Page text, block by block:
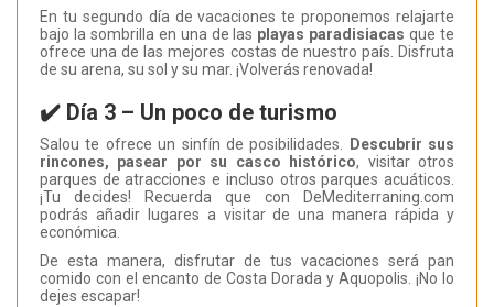
En tu segundo día de vacaciones te proponemos relajarte
bajo la sombrilla en una de las playas paradisiacas que te
ofrece una de las mejores costas de nuestro país. Disfruta
de su arena, su sol y su mar. ¡Volverás renovada!
✔️ Día 3 – Un poco de turismo
Salou te ofrece un sinfín de posibilidades.
Descubrir sus
rincones, pasear por su casco histórico, visitar otros
parques de atracciones e incluso otros parques acuáticos.
¡Tu decides! Recuerda que con DeMediterraning.com
podrás añadir lugares a visitar de una manera rápida y
económica.
De esta manera, disfrutar de tus vacaciones será pan
comido con el encanto de Costa Dorada y Aquopolis. ¡No lo
dejes escapar!